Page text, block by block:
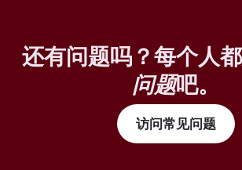
还有问题吗？每个人
问题吧。
访问常见问题